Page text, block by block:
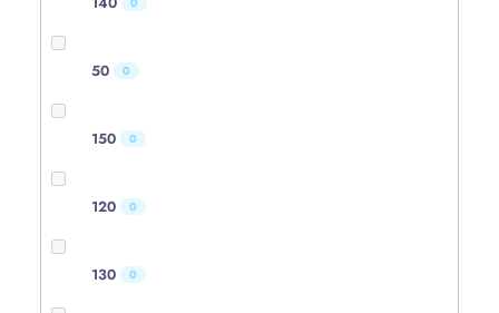
50 0
150 0
120 0
130 0